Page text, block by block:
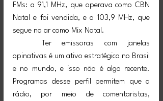
FMs: a 91,1 MHz, que operava como CBN
Natal e foi vendida, e a 103,9 MHz, que
segue no ar como Mix Natal.
opinativas é um ativo estratégico no Brasil
e no mundo, e isso não é algo recente.
Programas desse perfil permitem que a
rádio, por meio de comentaristas,